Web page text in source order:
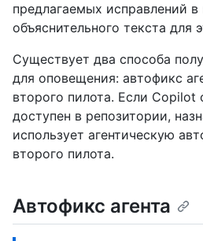
предлагаемых исправлений в
объяснительного текста для
Существует два способа
для оповещения: автофикс
второго пилота. Если Copilot
доступен в репозитории,
использует агентическую
второго пилота.
Автофикс агента